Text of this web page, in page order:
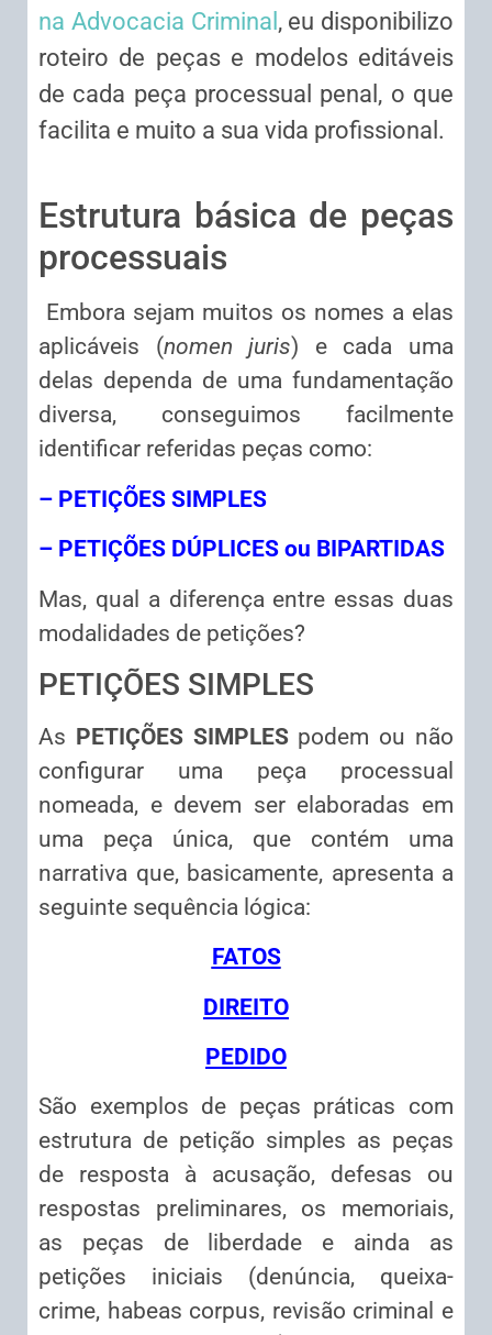
na Advocacia Criminal , eu disponibilizo
roteiro de peças e modelos editáveis
de cada peça processual penal, o que
facilita e muito a sua vida profissional.
Estrutura básica de peças
processuais
Embora sejam muitos os nomes a elas
aplicáveis (nomen juris) e cada uma
delas dependa de uma fundamentação
diversa, conseguimos facilmente
identificar referidas peças como:
– PETIÇÕES SIMPLES
– PETIÇÕES DÚPLICES ou BIPARTIDAS
Mas, qual a diferença entre essas duas
modalidades de petições?
PETIÇÕES SIMPLES
As PETIÇÕES SIMPLESpodem ou não
configurar uma peça processual
nomeada, e devem ser elaboradas em
uma peça única, que contém uma
narrativa que, basicamente, apresenta a
seguinte sequência lógica:
FATOS
DIREITO
PEDIDO
São exemplos de peças práticas com
estrutura de petição simples as peças
de resposta à acusação, defesas ou
respostas preliminares, os memoriais,
as peças de liberdade e ainda as
petições iniciais (denúncia, queixa-
crime, habeas corpus, revisão criminal e